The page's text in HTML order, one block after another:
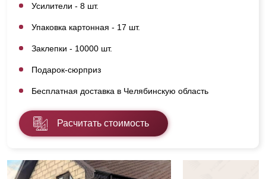
Усилители - 8 шт.
Упаковка картонная - 17 шт.
Заклепки - 10000 шт.
Подарок-сюрприз
Бесплатная доставка в Челябинскую область
Расчитать стоимость